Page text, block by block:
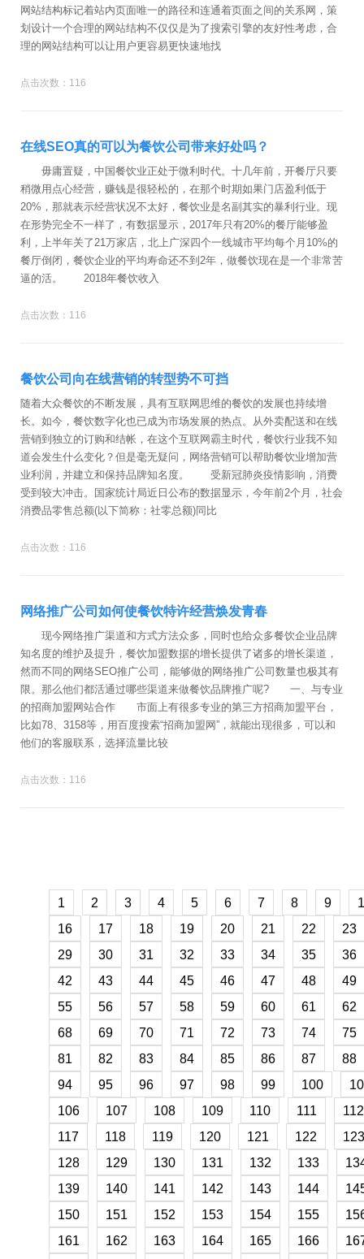
网站结构标记着站内页面唯一的路径和连通着页面之间的关系网，策
划设计一个合理的网站结构不仅仅是为了搜索引擎的友好性考虑，合
理的网站结构可以让用户更容易更快速地找
点击次数：116
在线SEO真的可以为餐饮公司带来好处吗？
毋庸置疑，中国餐饮业正处于微利时代。十几年前，开餐厅只要
稍微用点心经营，赚钱是很轻松的，在那个时期如果门店盈利低于
20%，那就表示经营状况不太好，餐饮业是名副其实的暴利行业。现
在形势完全不一样了，有数据显示，2017年只有20%的餐厅能够盈
利，上半年关了21万家店，北上广深四个一线城市平均每个月10%的
餐厅倒闭，餐饮企业的平均寿命还不到2年，做餐饮现在是一个非常苦
逼的活。 2018年餐饮收入
点击次数：116
餐饮公司向在线营销的转型势不可挡
随着大众餐饮的不断发展，具有互联网思维的餐饮的发展也持续增
长。如今，餐饮数字化也已成为市场发展的热点。从外卖配送和在线
营销到独立的订购和结帐，在这个互联网霸主时代，餐饮行业我不知
道会发生什么变化？但是毫无疑问，网络营销可以帮助餐饮业增加营
业利润，并建立和保持品牌知名度。 受新冠肺炎疫情影响，消费
受到较大冲击。国家统计局近日公布的数据显示，今年前2个月，社会
消费品零售总额(以下简称：社零总额)同比
点击次数：116
网络推广公司如何使餐饮特许经营焕发青春
现今网络推广渠道和方式方法众多，同时也给众多餐饮企业品牌
知名度的维护及提升，餐饮加盟数据的增长提供了诸多的增长渠道，
然而不同的网络SEO推广公司，能够做的网络推广公司数量也极其有
限。那么他们都活通过哪些渠道来做餐饮品牌推广呢? 一、与专业
的招商加盟网站合作 市面上有很多专业的第三方招商加盟平台，
比如78、3158等，用百度搜索“招商加盟网”，就能出现很多，可以和
他们的客服联系，选择流量比较
点击次数：116
1 2 3 4 5 6 7 8 9
16
17 18 19 20 21 22
23
29
30 31 32 33 34 35
36
42
43 44 45 46 47 48
49
55
56 57 58 59 60 61
62
68
69 70 71 72 73 74
75
81
82 83 84 85 86 87
88
94
95 96 97 98 99 100
106
107 108 109 110 111
112
117
118 119 120 121 122
123
128
129 130 131 132 133
139
140 141 142 143 144
150
151 152 153 154 155
161
162 163 164 165 166